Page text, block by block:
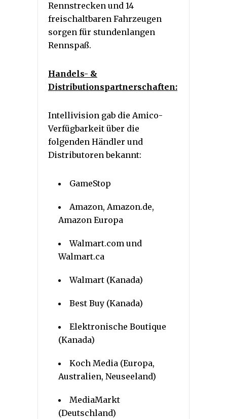
Rennstrecken und 14
freischaltbaren Fahrzeugen
sorgen für stundenlangen
Rennspaß.
Handels- &
Distributionspartnerschaften:
Intellivision gab die Amico-
Verfügbarkeit über die
folgenden Händler und
Distributoren bekannt:
GameStop
Amazon, Amazon.de,
Amazon Europa
Walmart.com und
Walmart.ca
Walmart (Kanada)
Best Buy (Kanada)
Elektronische Boutique
(Kanada)
Koch Media (Europa,
Australien, Neuseeland)
MediaMarkt
(Deutschland)